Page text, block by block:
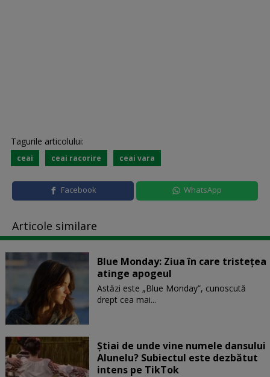
Tagurile articolului:
ceai ceai racorire ceai vara
Facebook WhatsApp
Articole similare
Blue Monday: Ziua în care tristețea
atinge apogeul
Astăzi este „Blue Monday”, cunoscută
drept cea mai...
Știai de unde vine numele dansului
Alunelu? Subiectul este dezbătut
intens pe TikTok